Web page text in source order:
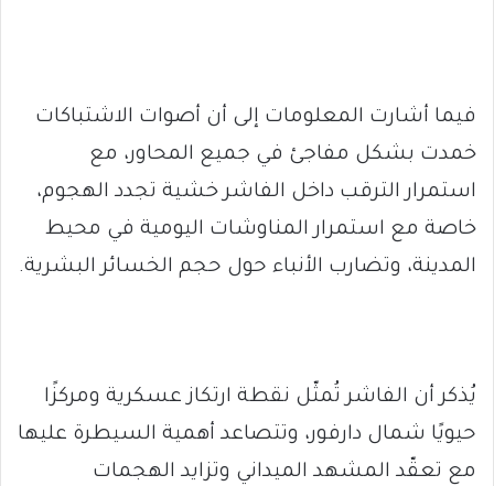
فيما أشارت المعلومات إلى أن أصوات الاشتباكات
خمدت بشكل مفاجئ في جميع المحاور، مع
استمرار الترقب داخل الفاشر خشية تجدد الهجوم،
خاصة مع استمرار المناوشات اليومية في محيط
المدينة، وتضارب الأنباء حول حجم الخسائر البشرية.
يُذكر أن الفاشر تُمثّل نقطة ارتكاز عسكرية ومركزًا
حيويًا شمال دارفور، وتتصاعد أهمية السيطرة عليها
مع تعقّد المشهد الميداني وتزايد الهجمات